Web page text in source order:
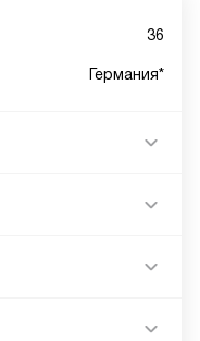
36
Германия*